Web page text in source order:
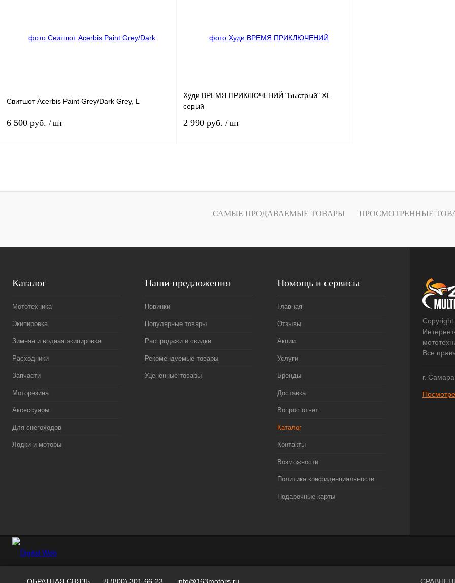
Свитшот Acerbis Paint Grey/Dark Grey, L
6 500 руб. / шт
Купить в 1 клик К сравнению
Худи ВРЕМЯ ПРИКЛЮЧЕНИЙ "Быстрый" XL
серый
2 990 руб. / шт
Купить в 1 клик К сравнению
САМЫЕ ПРОДАВАЕМЫЕ ТОВАРЫ ПРОСМОТРЕННЫЕ
Каталог
Мототехника
Экипировка
Зимняя и водная экипировка
Расходники
Запчасти
Моторезина
Аксессуары
Для снегоходов
Лодки и моторы
Наши предложения
Новинки
Популярные товары
Распродажи и скидки
Рекомендуемые товары
Уцененные товары
Помощь и сервисы
Главная
Отзывы
Акции
Услуги
Бренды
Доставка
Вопрос ответ
Каталог
Контакты
Возможности
Политика конфиденциальности
Подарочные карты
Все
г.
ОБРАТНАЯ СВЯЗЬ 8 (800) 301-66-23 info@163motors.ru